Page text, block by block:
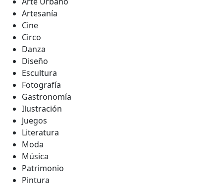
Artesanía
Cine
Circo
Danza
Diseño
Escultura
Fotografía
Gastronomía
Ilustración
Juegos
Literatura
Moda
Música
Patrimonio
Pintura